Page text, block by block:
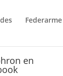
Federarme
en